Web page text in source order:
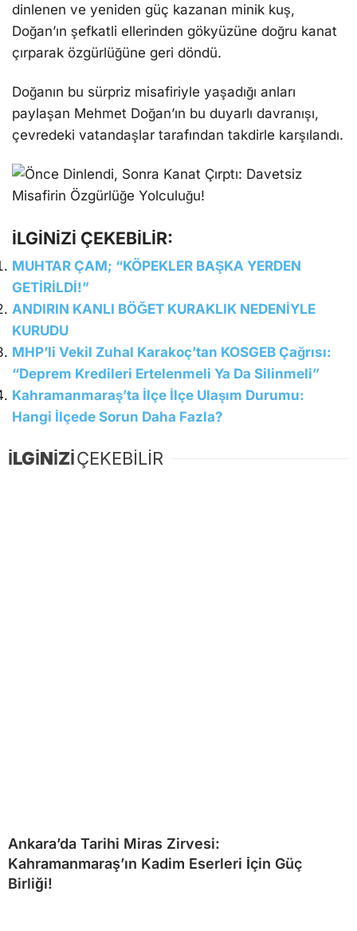
dinlenen ve yeniden güç kazanan minik kuş,
Doğan’ın şefkatli ellerinden gökyüzüne doğru kanat
çırparak özgürlüğüne geri döndü.
Doğanın bu sürpriz misafiriyle yaşadığı anları
paylaşan Mehmet Doğan’ın bu duyarlı davranışı,
çevredeki vatandaşlar tarafından takdirle karşılandı.
İLGİNİZİ ÇEKEBİLİR:
MUHTAR ÇAM; “KÖPEKLER BAŞKA YERDEN
GETİRİLDİ!”
ANDIRIN KANLI BÖĞET KURAKLIK NEDENİYLE
KURUDU
MHP’li Vekil Zuhal Karakoç’tan KOSGEB Çağrısı:
“Deprem Kredileri Ertelenmeli Ya Da Silinmeli”
Kahramanmaraş’ta İlçe İlçe Ulaşım Durumu:
Hangi İlçede Sorun Daha Fazla?
İLGİNİZİÇEKEBİLİR
Ankara’da Tarihi Miras Zirvesi:
Kahramanmaraş’ın Kadim Eserleri İçin Güç
Birliği!